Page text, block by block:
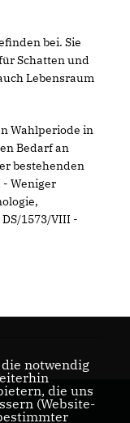
bei. Sie
Schatten und
Lebensraum
Wahlperiode in
Bedarf an
bestehenden
- Weniger
1573/VIII -
die notwendig
die uns
(Website-